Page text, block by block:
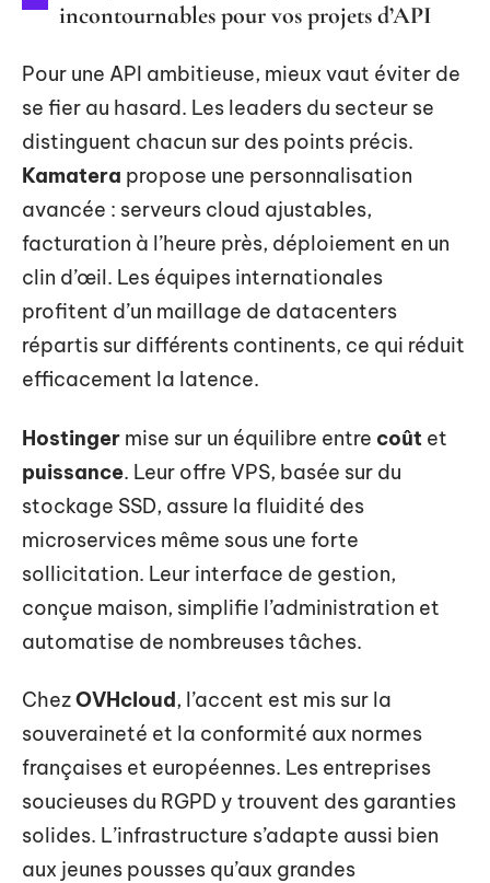
incontournables pour vos projets d’API
Pour une API ambitieuse, mieux vaut éviter de
se fier au hasard. Les leaders du secteur se
distinguent chacun sur des points précis.
Kamatera propose une personnalisation
avancée : serveurs cloud ajustables,
facturation à l’heure près, déploiement en un
clin d’œil. Les équipes internationales
profitent d’un maillage de datacenters
répartis sur différents continents, ce qui réduit
efficacement la latence.
Hostinger mise sur un équilibre entre coût et
puissance. Leur offre VPS, basée sur du
stockage SSD, assure la fluidité des
microservices même sous une forte
sollicitation. Leur interface de gestion,
conçue maison, simplifie l’administration et
automatise de nombreuses tâches.
ChezOVHcloud, l’accent est mis sur la
souveraineté et la conformité aux normes
françaises et européennes. Les entreprises
soucieuses du RGPD y trouvent des garanties
solides. L’infrastructure s’adapte aussi bien
aux jeunes pousses qu’aux grandes